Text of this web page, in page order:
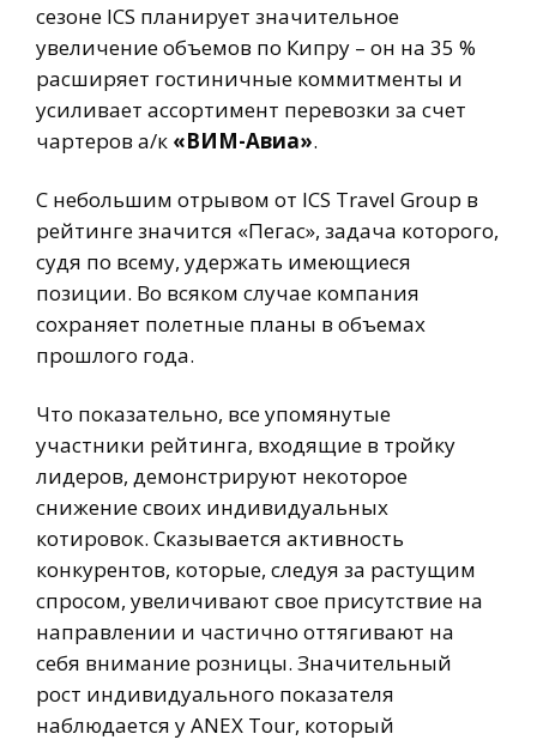
сезоне ICS планирует значительное
увеличение объемов по Кипру – он на 35 %
расширяет гостиничные коммитменты и
усиливает ассортимент перевозки за счет
чартеров а/к «ВИМ-Авиа».
С небольшим отрывом от ICS Travel Group в
рейтинге значится «Пегас», задача которого,
судя по всему, удержать имеющиеся
позиции. Во всяком случае компания
сохраняет полетные планы в объемах
прошлого года.
Что показательно, все упомянутые
участники рейтинга, входящие в тройку
лидеров, демонстрируют некоторое
снижение своих индивидуальных
котировок. Сказывается активность
конкурентов, которые, следуя за растущим
спросом, увеличивают свое присутствие на
направлении и частично оттягивают на
себя внимание розницы. Значительный
рост индивидуального показателя
наблюдается у ANEX Tour, который